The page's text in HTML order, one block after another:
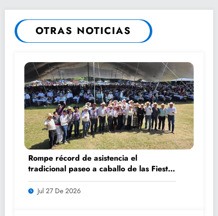
HABITANTES DE EL CHAMAL
OTRAS NOTICIAS
Rompe récord de asistencia el
tradicional paseo a caballo de las Fiestas
de Santiago y Santa Ana
Jul 27 De 2026